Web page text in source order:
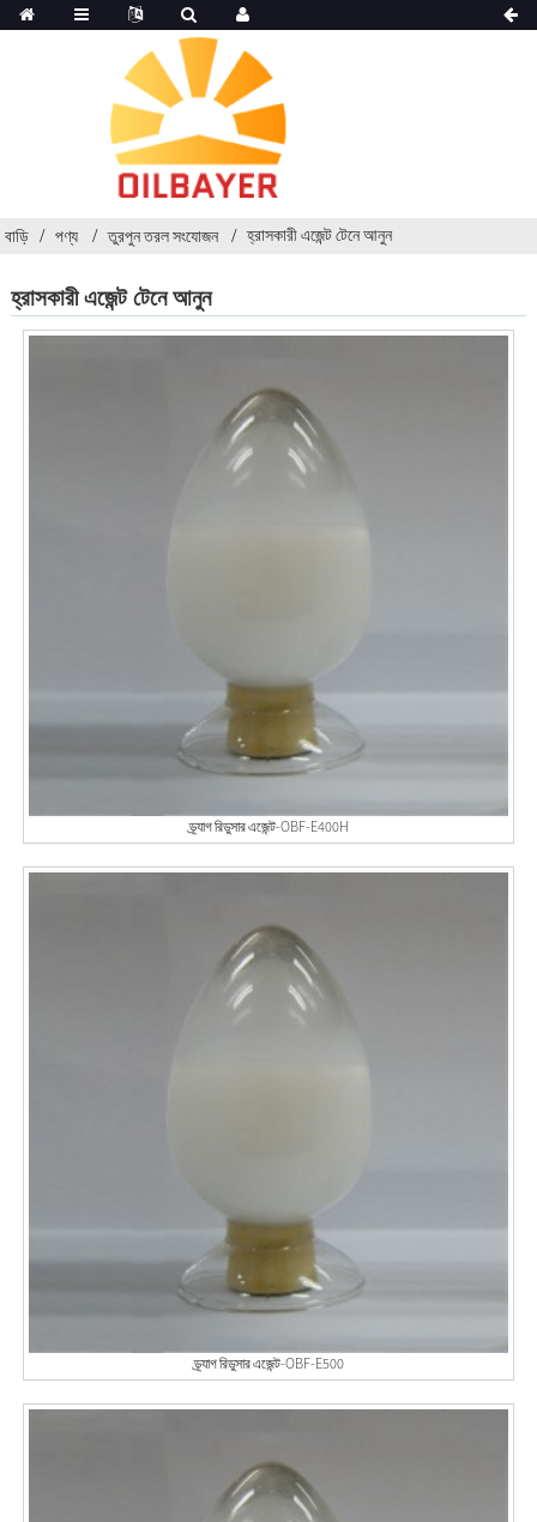
বাড়ি পণ্য তুরপুন তরল সংযোজন হ্রাসকারী এজেন্ট টেনে আনুন
হ্রাসকারী এজেন্ট টেনে আনুন
ড্র্যাগ রিডুসার এজেন্ট-OBF-E400H
ড্র্যাগ রিডুসার এজেন্ট-OBF-E500